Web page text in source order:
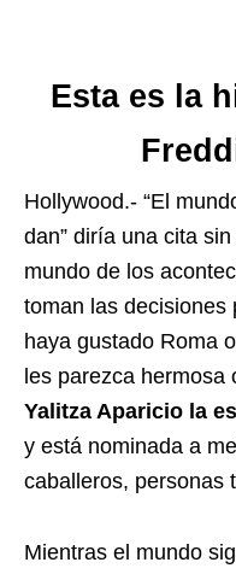
Esta es la
Hollywood.- “El
dan” diría una cita
mundo de los
toman las decisiones
haya gustado Roma
les parezca
Yalitza Aparicio la
y está nominada a
caballeros, personas
Mientras el mundo